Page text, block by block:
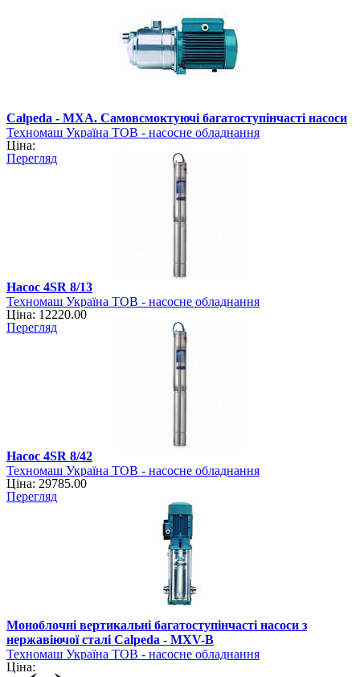
Calpeda - MXA. Самовсмоктуючі багатоступінчасті насоси
Техномаш Україна ТОВ - насосне обладнання
Ціна:
Перегляд
Насос 4SR 8/13
Техномаш Україна ТОВ - насосне обладнання
Ціна: 12220.00
Перегляд
Насос 4SR 8/42
Техномаш Україна ТОВ - насосне обладнання
Ціна: 29785.00
Перегляд
Моноблочні вертикальні багатоступінчасті насоси з
нержавіючої сталі Calpeda - MXV-B
Техномаш Україна ТОВ - насосне обладнання
Ціна: